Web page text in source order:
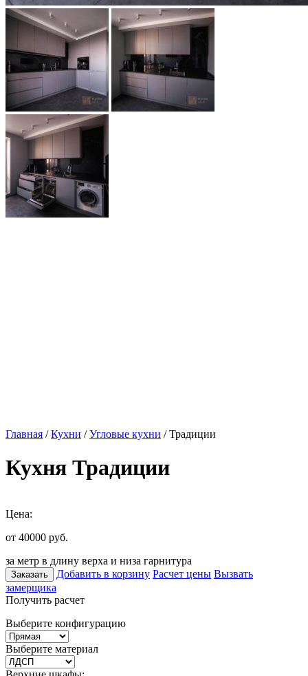
Главная /Кухни /Угловые кухни / Традиции
Кухня Традиции
Цена:
от 40000 руб.
за метр в длину верха и низа гарнитура
Заказать Добавить в корзину Расчет цены Вызвать
замерщика
Получить расчет
Выберите конфигурацию
Выберите материал